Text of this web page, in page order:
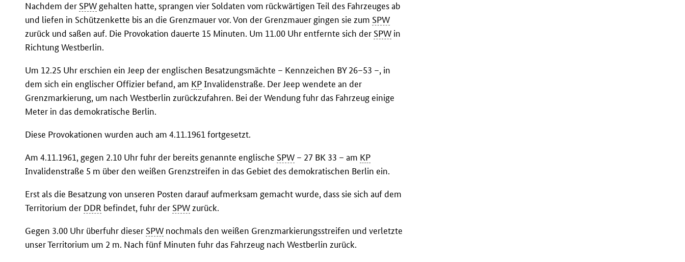
Nachdem der SPW gehalten hatte, sprangen vier Soldaten vom rückwärtigen Teil des Fahrzeuges ab
und liefen in Schützenkette bis an die Grenzmauer vor. Von der Grenzmauer gingen sie zum SPW
zurück und saßen auf. Die Provokation dauerte 15 Minuten. Um 11.00 Uhr entfernte sich der SPW in
Richtung Westberlin.
Um 12.25 Uhr erschien ein Jeep der englischen Besatzungsmächte – Kennzeichen BY 26–53 –, in
dem sich ein englischer Offizier befand, am KPInvalidenstraße. Der Jeep wendete an der
Grenzmarkierung, um nach Westberlin zurückzufahren. Bei der Wendung fuhr das Fahrzeug einige
Meter in das demokratische Berlin.
Diese Provokationen wurden auch am 4.11.1961 fortgesetzt.
Am 4.11.1961, gegen 2.10 Uhr fuhr der bereits genannte englische SPW – 27 BK 33 – am KP
Invalidenstraße 5 m über den weißen Grenzstreifen in das Gebiet des demokratischen Berlin ein.
Erst als die Besatzung von unseren Posten darauf aufmerksam gemacht wurde, dass sie sich auf dem
Territorium der DDR befindet, fuhr der SPWzurück.
Gegen 3.00 Uhr überfuhr dieser SPW nochmals den weißen Grenzmarkierungsstreifen und verletzte
unser Territorium um 2 m. Nach fünf Minuten fuhr das Fahrzeug nach Westberlin zurück.